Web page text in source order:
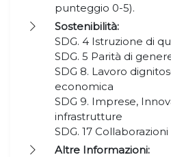
punteggio 0-5).
Sostenibilità:
SDG. 4 Istruzione di
SDG. 5 Parità di
SDG 8. Lavoro
economica
SDG 9. Imprese,
infrastrutture
SDG. 17
Altre Informazioni: